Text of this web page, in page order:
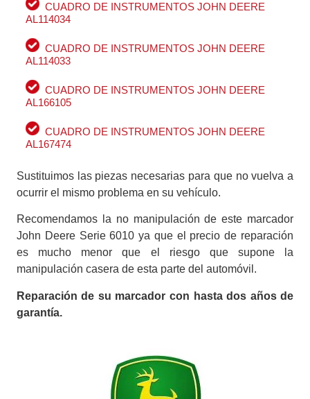
CUADRO DE INSTRUMENTOS JOHN DEERE
AL114034
CUADRO DE INSTRUMENTOS JOHN DEERE
AL114033
CUADRO DE INSTRUMENTOS JOHN DEERE
AL166105
CUADRO DE INSTRUMENTOS JOHN DEERE
AL167474
Sustituimos las piezas necesarias para que no vuelva a
ocurrir el mismo problema en su vehículo.
Recomendamos la no manipulación de este marcador
John Deere Serie 6010 ya que el precio de reparación
es mucho menor que el riesgo que supone la
manipulación casera de esta parte del automóvil.
Reparación de su marcador con hasta dos años de
garantía.